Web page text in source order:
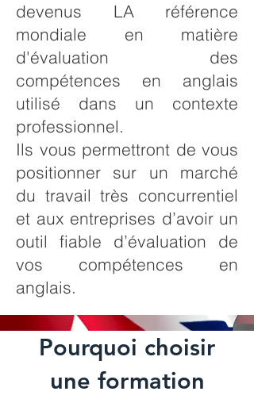
devenus LA référence
mondiale en matière
d'évaluation des
compétences en anglais
utilisé dans un contexte
professionnel.
Ils vous permettront de vous
positionner sur un marché
du travail très concurrentiel
et aux entreprises d’avoir un
outil fiable d’évaluation de
vos compétences en
anglais.
Pourquoi choisir
une formation